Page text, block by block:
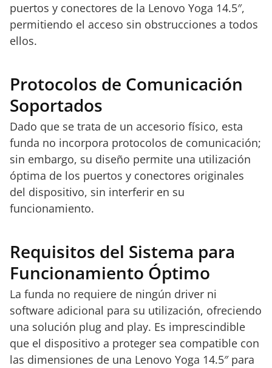
puertos y conectores de la Lenovo Yoga 14.5″,
permitiendo el acceso sin obstrucciones a todos
ellos.
Protocolos de Comunicación
Soportados
Dado que se trata de un accesorio físico, esta
funda no incorpora protocolos de comunicación;
sin embargo, su diseño permite una utilización
óptima de los puertos y conectores originales
del dispositivo, sin interferir en su
funcionamiento.
Requisitos del Sistema para
Funcionamiento Óptimo
La funda no requiere de ningún driver ni
software adicional para su utilización, ofreciendo
una solución plug and play. Es imprescindible
que el dispositivo a proteger sea compatible con
las dimensiones de una Lenovo Yoga 14.5″ para